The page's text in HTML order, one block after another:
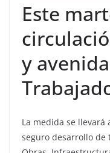
Este
y
La medida se
seguro desarrollo de